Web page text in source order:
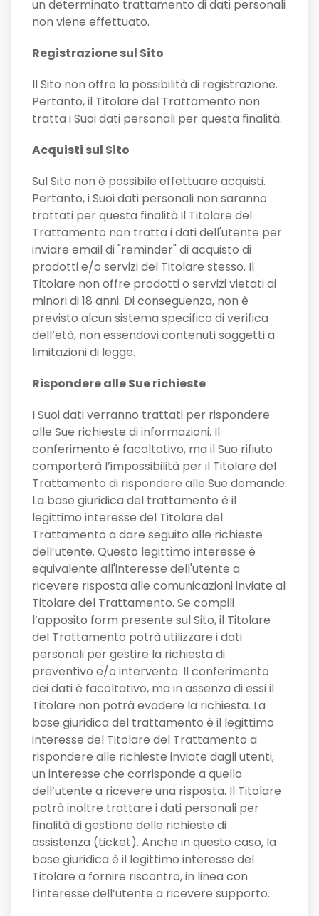
un determinato trattamento di dati personali
non viene effettuato.
Registrazione sul Sito
Il Sito non offre la possibilità di registrazione.
Pertanto, il Titolare del Trattamento non
tratta i Suoi dati personali per questa finalità.
Acquisti sul Sito
Sul Sito non è possibile effettuare acquisti.
Pertanto, i Suoi dati personali non saranno
trattati per questa finalità.Il Titolare del
Trattamento non tratta i dati dell'utente per
inviare email di "reminder" di acquisto di
prodotti e/o servizi del Titolare stesso. Il
Titolare non offre prodotti o servizi vietati ai
minori di 18 anni. Di conseguenza, non è
previsto alcun sistema specifico di verifica
dell’età, non essendovi contenuti soggetti a
limitazioni di legge.
Rispondere alle Sue richieste
I Suoi dati verranno trattati per rispondere
alle Sue richieste di informazioni. Il
conferimento è facoltativo, ma il Suo rifiuto
comporterà l’impossibilità per il Titolare del
Trattamento di rispondere alle Sue domande.
La base giuridica del trattamento è il
legittimo interesse del Titolare del
Trattamento a dare seguito alle richieste
dell’utente. Questo legittimo interesse è
equivalente all'interesse dell'utente a
ricevere risposta alle comunicazioni inviate al
Titolare del Trattamento. Se compili
l’apposito form presente sul Sito, il Titolare
del Trattamento potrà utilizzare i dati
personali per gestire la richiesta di
preventivo e/o intervento. Il conferimento
dei dati è facoltativo, ma in assenza di essi il
Titolare non potrà evadere la richiesta. La
base giuridica del trattamento è il legittimo
interesse del Titolare del Trattamento a
rispondere alle richieste inviate dagli utenti,
un interesse che corrisponde a quello
dell’utente a ricevere una risposta. Il Titolare
potrà inoltre trattare i dati personali per
finalità di gestione delle richieste di
assistenza (ticket). Anche in questo caso, la
base giuridica è il legittimo interesse del
Titolare a fornire riscontro, in linea con
l’interesse dell’utente a ricevere supporto.